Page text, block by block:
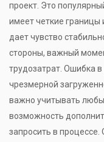
проект. Это
имеет четкие
дает чувство
стороны, важный
трудозатрат. Ошибка
чрезмерной
важно учитывать
возможность
запросить в